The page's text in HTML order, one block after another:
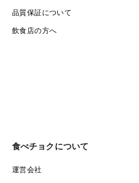
品質保証について
飲食店の方へ
食べチョクについて
運営会社